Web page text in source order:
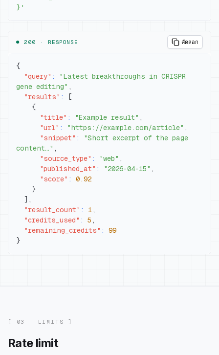
}'
● 200 · RESPONSE คัดลอก
{
"query" :
"Latest breakthroughs in CRISPR
gene editing" ,
"results" :
[
{
"title" : "Example result" ,
"url" : "https://example.com/article" ,
"snippet" :
"Short excerpt of the page
content…" ,
"source_type" : "web" ,
"published_at" : "2026-04-15" ,
"score" :
0.92
}
] ,
"result_count" : 1 ,
"credits_used" : 5 ,
"remaining_credits" :
99
}
[ 03 · LIMITS ]
Rate limit